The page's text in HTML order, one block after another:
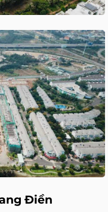
Điền